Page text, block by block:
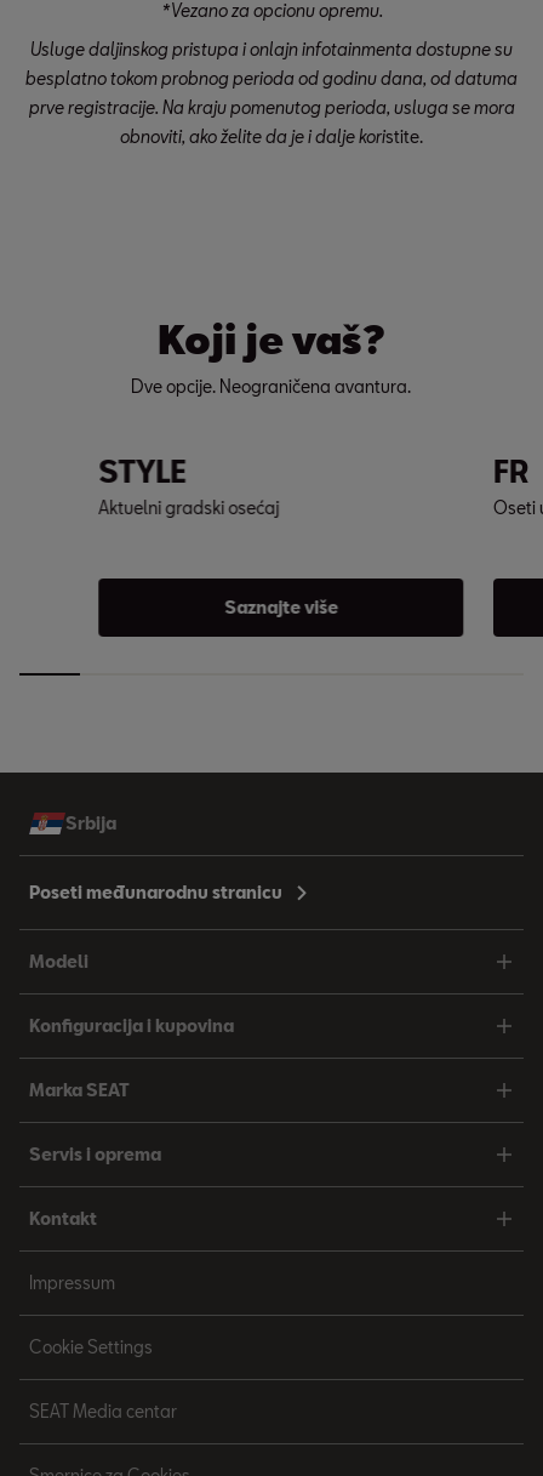
*Vezano za opcionu opremu.
Usluge daljinskog pristupa i onlajn infotainmenta dostupne su
besplatno tokom probnog perioda od godinu dana, od datuma
prve registracije. Na kraju pomenutog perioda, usluga se mora
obnoviti, ako želite da je i dalje koristite.
Koji je vaš?
Dve opcije. Neograničena avantura.
STYLE
Aktuelni gradski osećaj
Saznajte više
FR
Oseti
Srbija
Poseti međunarodnu stranicu
Modeli
Konfiguracija i kupovina
Marka SEAT
Servis i oprema
Kontakt
Impressum
Cookie Settings
SEAT Media centar